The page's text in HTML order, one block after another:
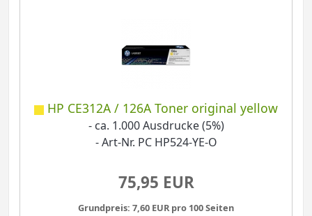
HP CE312A / 126A Toner original yellow
- ca. 1.000 Ausdrucke (5%)
- Art-Nr. PC HP524-YE-O
75,95 EUR
Grundpreis: 7,60 EUR pro 100 Seiten